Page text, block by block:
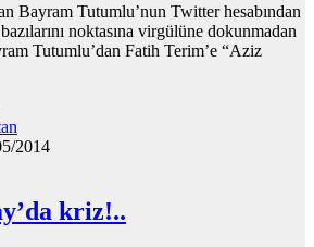
Bayram Tutumlu’nun Twitter hesabından
noktasına virgülüne dokunmadan
Tutumlu’dan Fatih Terim’e “Aziz
2014
kriz!..